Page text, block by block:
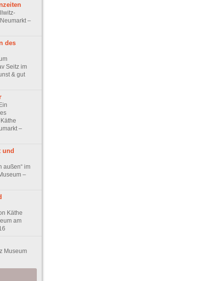
–
des
Seitz im
& gut
–
und
außen“ im
–
Käthe
am
Museum